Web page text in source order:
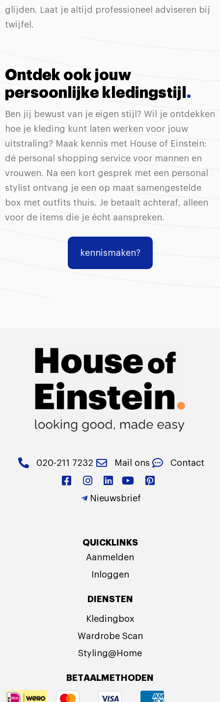
glijden. Laat je altijd professioneel adviseren bij
twijfel.
Ontdek ook jouw
persoonlijke kledingstijl .
Ben jij bewust van je eigen stijl? Wil je ontdekken
hoe je kleding kunt laten werken voor jouw
uitstraling? Maak kennis met House of Einstein:
dé personal shopping service voor mannen en
vrouwen. Na een kort gesprek met een personal
stylist ontvang je een op maat samengestelde
box met outfits thuis. Je betaalt achteraf, alleen
voor de items die je écht aanspreken.
kennismaken?
020-211 7232 Mail ons Contact
Nieuwsbrief
QUICKLINKS
Aanmelden
Inloggen
DIENSTEN
Kledingbox
Wardrobe Scan
Styling@Home
BETAALMETHODEN